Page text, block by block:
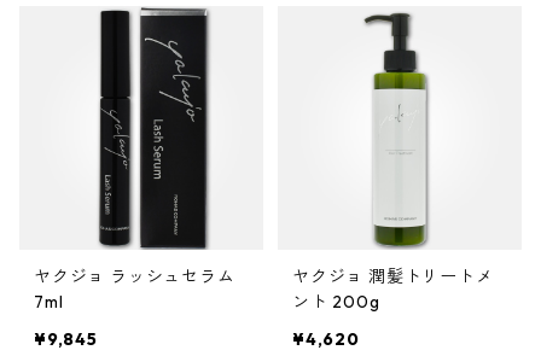
ヤクジョ ラッシュセラム
7ml
¥9,845
ヤクジョ 潤髪トリートメ
ント 200g
¥4,620